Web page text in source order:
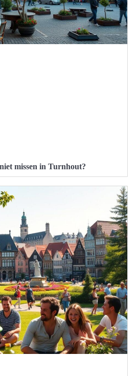
missen in Turnhout?